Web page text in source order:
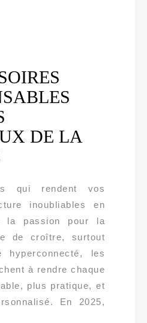
DE LA
qui rendent vos
inoubliables en
la passion pour la
de croître, surtout
hyperconnecté, les
à rendre chaque
plus pratique, et
En 2025,